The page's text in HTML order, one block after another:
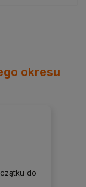
okresu
do